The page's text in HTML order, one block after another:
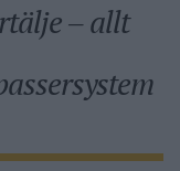
– allt